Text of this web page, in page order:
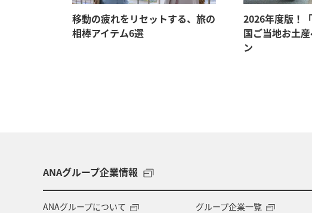
移動の疲れをリセットする、旅の
相棒アイテム6選
2026年度版！
国ご当地お土
ン
ANAグループ企業情報
ANAグループについて グループ企業一覧